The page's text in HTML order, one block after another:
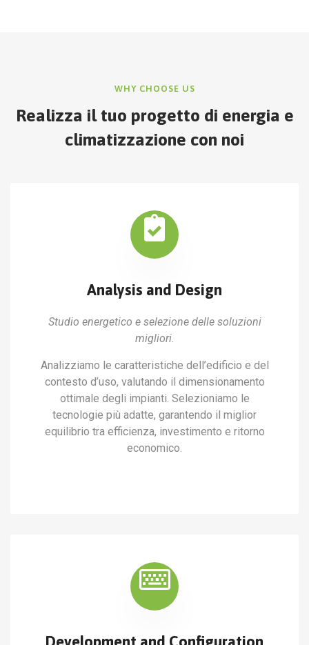
WHY CHOOSE US
Realizza il tuo progetto di energia e
climatizzazione con noi
Analysis and Design
Studio energetico e selezione delle soluzioni
migliori.
Analizziamo le caratteristiche dell’edificio e del
contesto d’uso, valutando il dimensionamento
ottimale degli impianti. Selezioniamo le
tecnologie più adatte, garantendo il miglior
equilibrio tra efficienza, investimento e ritorno
economico.